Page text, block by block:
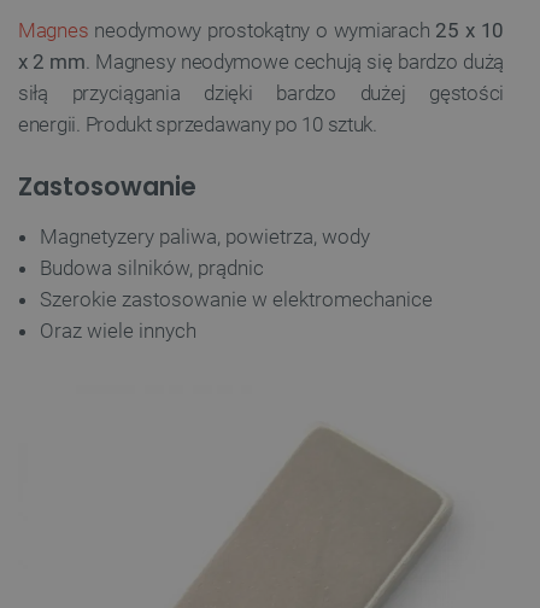
Magnes neodymowy prostokątny o wymiarach 25 x 10
x 2 mm. Magnesy neodymowe cechują się bardzo dużą
siłą przyciągania dzięki bardzo dużej gęstości
energii. Produkt sprzedawany po 10 sztuk.
Zastosowanie
Magnetyzery paliwa, powietrza, wody
Budowa silników, prądnic
Szerokie zastosowanie w elektromechanice
Oraz wiele innych